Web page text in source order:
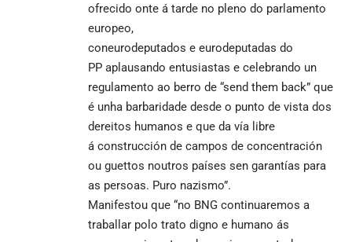
ofrecido onte á tarde no pleno do parlamento
europeo,
coneurodeputados e eurodeputadas do
PP aplausando entusiastas e celebrando un
regulamento ao berro de “send them back” que
é unha barbaridade desde o punto de vista dos
dereitos humanos e que da vía libre
á construcción de campos de concentración
ou guettos noutros países sen garantías para
as persoas. Puro nazismo”.
Manifestou que “no BNG continuaremos a
traballar polo trato digno e humano ás